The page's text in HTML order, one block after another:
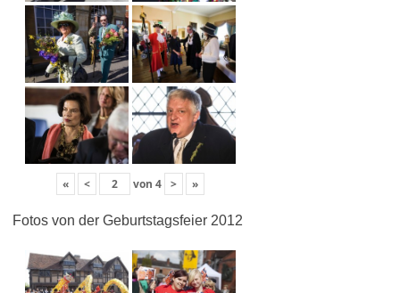
« < von 4 > »
Fotos von der Geburtstagsfeier 2012